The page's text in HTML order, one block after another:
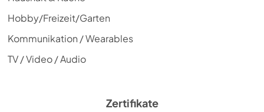
Hobby/Freizeit/Garten
Kommunikation / Wearables
TV / Video / Audio
Zertifikate